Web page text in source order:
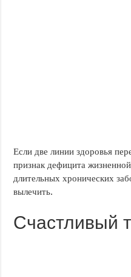
Если две линии здоровья
признак дефицита
длительных хронических
вылечить.
Счастливый